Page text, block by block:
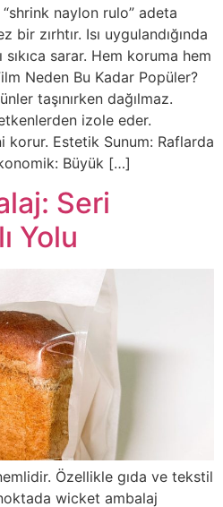
naylon rulo” adeta
zırhtır. Isı uygulandığında
sarar. Hem koruma hem
Neden Bu Kadar Popüler?
taşınırken dağılmaz.
izole eder.
korur. Estetik Sunum: Raflarda
Büyük […]
Seri
Yolu
Özellikle gıda ve tekstil
wicket ambalaj